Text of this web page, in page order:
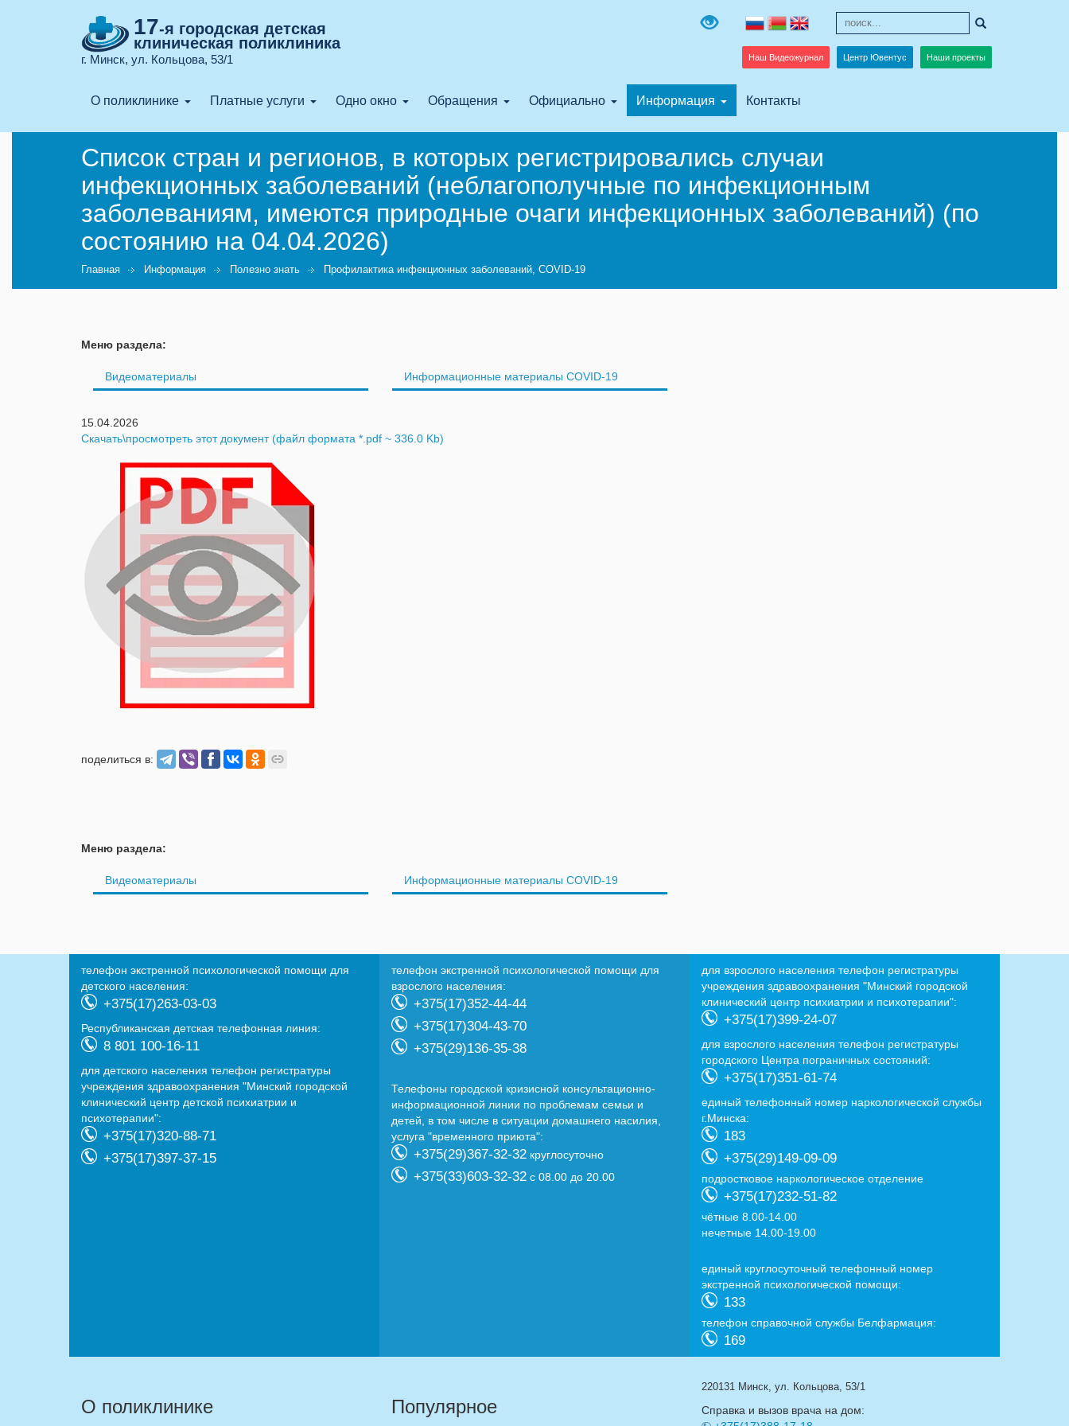
17-я городская детская
клиническая поликлиника
г. Минск, ул. Кольцова, 53/1 Наш Видеожурнал Центр Ювентус Наши проекты
О поликлинике Платные услуги Одно окно Обращения Официально Информация Контакты
Список стран и регионов, в которых регистрировались случаи
инфекционных заболеваний (неблагополучные по инфекционным
заболеваниям, имеются природные очаги инфекционных заболеваний) (по
состоянию на 04.04.2026)
Главная Информация Полезно знать Профилактика инфекционных заболеваний, COVID-19
Меню раздела:
Видеоматериалы Информационные материалы COVID-19
15.04.2026
Скачать\просмотреть этот документ (файл формата *.pdf ~ 336.0 Kb)
поделиться в:
Меню раздела:
Видеоматериалы Информационные материалы COVID-19
телефон экстренной психологической помощи для
детского населения:
+375(17)263-03-03
Республиканская детская телефонная линия:
8 801 100-16-11
для детского населения телефон регистратуры
учреждения здравоохранения "Минский городской
клинический центр детской психиатрии и
психотерапии":
+375(17)320-88-71
+375(17)397-37-15
телефон экстренной психологической помощи для
взрослого населения:
+375(17)352-44-44
+375(17)304-43-70
+375(29)136-35-38
Телефоны городской кризисной консультационно-
информационной линии по проблемам семьи и
детей, в том числе в ситуации домашнего насилия,
услуга "временного приюта":
+375(29)367-32-32 круглосуточно
+375(33)603-32-32 с 08.00 до 20.00
для взрослого населения телефон регистратуры
учреждения здравоохранения "Минский городской
клинический центр психиатрии и психотерапии":
+375(17)399-24-07
для взрослого населения телефон регистратуры
городского Центра пограничных состояний:
+375(17)351-61-74
eдиный телефонный номер наркологической службы
г.Минска:
183
+375(29)149-09-09
подростковое наркологическое отделение
+375(17)232-51-82
чётные 8.00-14.00
нечетные 14.00-19.00
eдиный круглосуточный телефонный номер
экстренной психологической помощи:
133
телефон справочной службы Белфармация:
169
О поликлинике Популярное
220131 Минск, ул. Кольцова, 53/1
Справка и вызов врача на дом: